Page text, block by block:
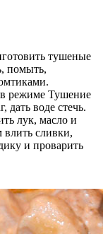
тушеные
помыть,
режиме Тушение
дать воде стечь.
лук, масло и
сливки,
и проварить